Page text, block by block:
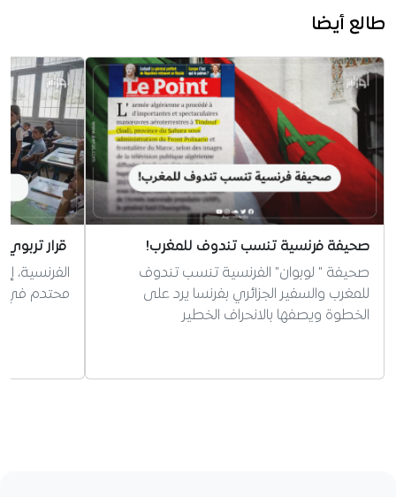
طالع أيضا
صحيفة فرنسية تنسب تندوف للمغرب!
صحيفة " لوبوان" الفرنسية تنسب تندوف
للمغرب والسفير الجزائري بفرنسا يرد على
الخطوة ويصفها بالانحراف الخطير
قرار
الفرنسية،
محتدم في